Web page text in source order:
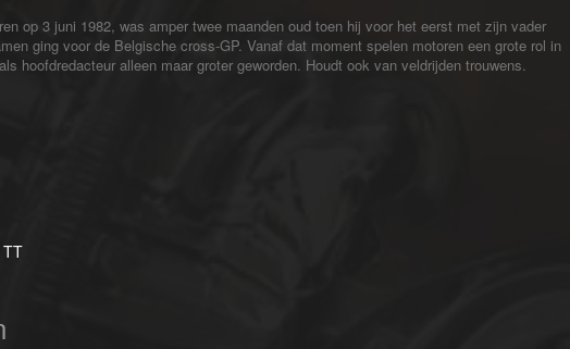
op 3 juni 1982, was amper twee maanden oud toen hij voor het eerst met zijn vader
ging voor de Belgische cross-GP. Vanaf dat moment spelen motoren een grote rol in
hoofdredacteur alleen maar groter geworden. Houdt ook van veldrijden trouwens.
TT